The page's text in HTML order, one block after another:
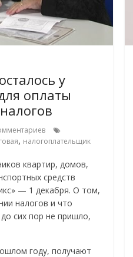
у
оплаты
, налогоплательщик
квартир, домов,
средств
— 1 декабря. О том,
налогов и что
сих пор не пришло,
году, получают